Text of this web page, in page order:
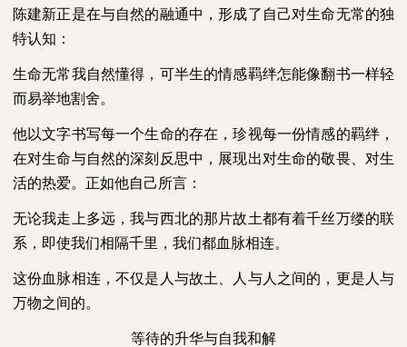
陈建新正是在与自然的融通中，形成了自己对生命无常的独
特认知：
生命无常我自然懂得，可半生的情感羁绊怎能像翻书一样轻
而易举地割舍。
他以文字书写每一个生命的存在，珍视每一份情感的羁绊，
在对生命与自然的深刻反思中，展现出对生命的敬畏、对生
活的热爱。正如他自己所言：
无论我走上多远，我与西北的那片故土都有着千丝万缕的联
系，即使我们相隔千里，我们都血脉相连。
这份血脉相连，不仅是人与故土、人与人之间的，更是人与
万物之间的。
等待的升华与自我和解